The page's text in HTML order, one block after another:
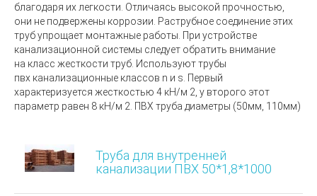
благодаря их легкости. Отличаясь высокой прочностью,
они не подвержены коррозии. Раструбное соединение этих
труб упрощает монтажные работы. При устройстве
канализационной системы следует обратить внимание
на класс жесткости труб. Используют трубы
пвх канализационные классов n и s. Первый
характеризуется жесткостью 4 кН/м 2, у второго этот
параметр равен 8 кН/м 2. ПВХ труба диаметры (50мм, 110мм)
Труба для внутренней
канализации ПВХ 50*1,8*1000